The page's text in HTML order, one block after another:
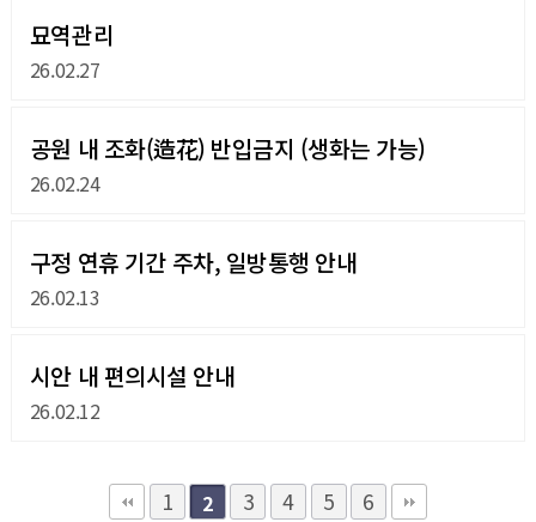
묘역관리
26.02.27
공원 내 조화(造花) 반입금지 (생화는 가능)
26.02.24
구정 연휴 기간 주차, 일방통행 안내
26.02.13
시안 내 편의시설 안내
26.02.12
1 2 3 4 5 6